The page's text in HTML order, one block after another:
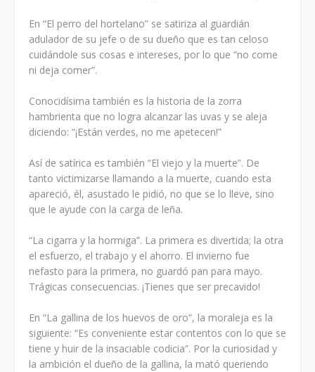
En “El perro del hortelano” se satiriza al guardián
adulador de su jefe o de su dueño que es tan celoso
cuidándole sus cosas e intereses, por lo que “no come
ni deja comer”.
Conocidísima también es la historia de la zorra
hambrienta que no logra alcanzar las uvas y se aleja
diciendo: “¡Están verdes, no me apetecen!”
Así de satírica es también “El viejo y la muerte”. De
tanto victimizarse llamando a la muerte, cuando esta
apareció, él, asustado le pidió, no que se lo lleve, sino
que le ayude con la carga de leña.
“La cigarra y la hormiga”. La primera es divertida; la otra
el esfuerzo, el trabajo y el ahorro. El invierno fue
nefasto para la primera, no guardó pan para mayo.
Trágicas consecuencias. ¡Tienes que ser precavido!
En “La gallina de los huevos de oro”, la moraleja es la
siguiente: “Es conveniente estar contentos con lo que se
tiene y huir de la insaciable codicia”. Por la curiosidad y
la ambición el dueño de la gallina, la mató queriendo